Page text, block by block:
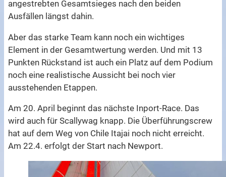
angestrebten Gesamtsieges nach den beiden
Ausfällen längst dahin.
Aber das starke Team kann noch ein wichtiges
Element in der Gesamtwertung werden. Und mit 13
Punkten Rückstand ist auch ein Platz auf dem Podium
noch eine realistische Aussicht bei noch vier
ausstehenden Etappen.
Am 20. April beginnt das nächste Inport-Race. Das
wird auch für Scallywag knapp. Die Überführungscrew
hat auf dem Weg von Chile Itajai noch nicht erreicht.
Am 22.4. erfolgt der Start nach Newport.